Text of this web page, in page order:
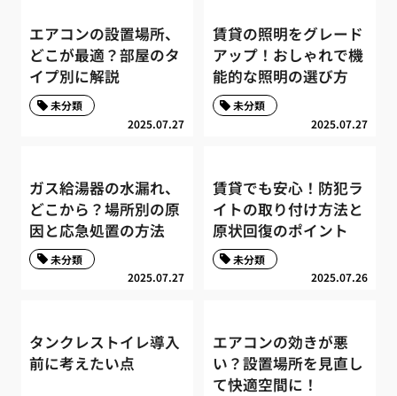
エアコンの設置場所、
どこが最適？部屋のタ
イプ別に解説
2025.07.27
未分類
賃貸の照明をグレード
アップ！おしゃれで機
能的な照明の選び方
2025.07.27
未分類
ガス給湯器の水漏れ、
どこから？場所別の原
因と応急処置の方法
2025.07.27
未分類
賃貸でも安心！防犯ラ
イトの取り付け方法と
原状回復のポイント
2025.07.26
未分類
タンクレストイレ導入
前に考えたい点
エアコンの効きが悪
い？設置場所を見直し
て快適空間に！